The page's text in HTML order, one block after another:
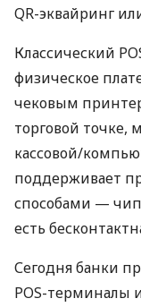
QR-эквайринг
Классический
физическое
чековым
торговой точке,
кассовой/
поддерживает
способами —
есть
Сегодня банки
POS-терминалы